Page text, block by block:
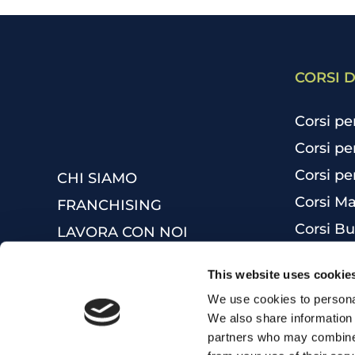
This website uses
We use cookies to
We also share
partners who may
CHI SIAMO
FRANCHISING
LAVORA CON NOI
MYES WORLD
CORSI
Corsi
Corsi
Corsi
Corsi
Corsi
Ottieni
Corsi
Corsi di